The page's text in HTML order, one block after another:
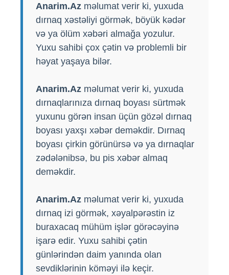
Anarim.Az məlumat verir ki, yuxuda
dırnaq xəstəliyi görmək, böyük kədər
və ya ölüm xəbəri almağa yozulur.
Yuxu sahibi çox çətin və problemli bir
həyat yaşaya bilər.
Anarim.Az məlumat verir ki, yuxuda
dırnaqlarınıza dırnaq boyası sürtmək
yuxunu görən insan üçün gözəl dırnaq
boyası yaxşı xəbər deməkdir. Dırnaq
boyası çirkin görünürsə və ya dırnaqlar
zədələnibsə, bu pis xəbər almaq
deməkdir.
Anarim.Az məlumat verir ki, yuxuda
dırnaq izi görmək, xəyalpərəstin iz
buraxacaq mühüm işlər görəcəyinə
işarə edir. Yuxu sahibi çətin
günlərindən daim yanında olan
sevdiklərinin köməyi ilə keçir.